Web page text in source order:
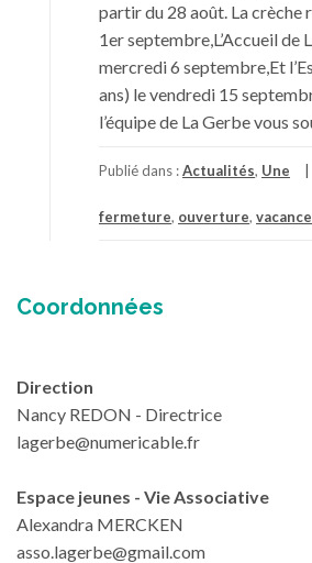
partir du 28 août. La crèche
1er septembre,L’Accueil de
mercredi 6 septembre,Et
ans) le vendredi 15
l’équipe de La Gerbe vous
Publié dans :Actualités, Une
fermeture, ouverture,
Coordonnées
Direction
Nancy REDON - Directrice
lagerbe@numericable.fr
Espace jeunes - Vie Associative
Alexandra MERCKEN
asso.lagerbe@gmail.com